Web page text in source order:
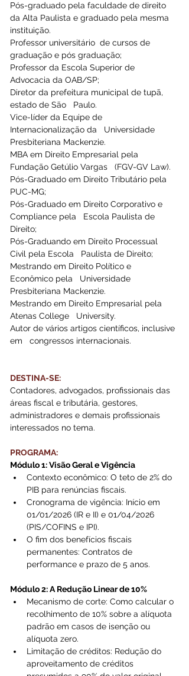
Pós-graduado pela faculdade de direito
da Alta Paulista e graduado pela mesma
instituição.
Professor universitário  de cursos de
graduação e pós graduação;
Professor da Escola Superior de
Advocacia da OAB/SP;
Diretor da prefeitura municipal de tupã,
estado de São   Paulo.
Vice-líder da Equipe de
Internacionalização da   Universidade
Presbiteriana Mackenzie.
MBA em Direito Empresarial pela
Fundação Getúlio Vargas   (FGV-GV Law).
Pós-Graduado em Direito Tributário pela
PUC-MG;
Pós-Graduado em Direito Corporativo e
Compliance pela   Escola Paulista de
Direito;
Pós-Graduando em Direito Processual
Civil pela Escola   Paulista de Direito;
Mestrando em Direito Político e
Econômico pela   Universidade
Presbiteriana Mackenzie.
Mestrando em Direito Empresarial pela
Atenas College   University.
Autor de vários artigos científicos, inclusive
em   congressos internacionais.
DESTINA-SE:
Contadores, advogados, profissionais das
áreas fiscal e tributária, gestores,
administradores e demais profissionais
interessados no tema.
PROGRAMA:
Módulo 1: Visão Geral e Vigência
Contexto econômico: O teto de 2% do
PIB para renúncias fiscais.
Cronograma de vigência: Início em
01/01/2026 (IR e II) e 01/04/2026
(PIS/COFINS e IPI).
O fim dos benefícios fiscais
permanentes: Contratos de
performance e prazo de 5 anos.
Módulo 2: A Redução Linear de 10%
Mecanismo de corte: Como calcular o
recolhimento de 10% sobre a alíquota
padrão em casos de isenção ou
alíquota zero.
Limitação de créditos: Redução do
aproveitamento de créditos